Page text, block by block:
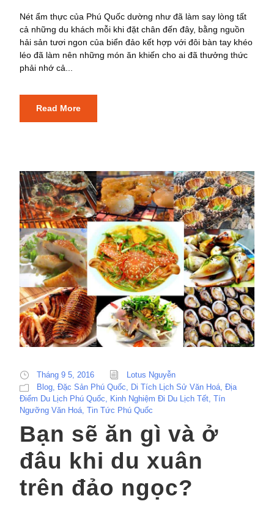
Nét ẩm thực của Phú Quốc dường như đã làm say lòng tất
cả những du khách mỗi khi đặt chân đến đây, bằng nguồn
hải sản tươi ngon của biển đảo kết hợp với đôi bàn tay khéo
léo đã làm nên những món ăn khiến cho ai đã thưởng thức
phải nhớ cả...
Read More
Tháng 9 5, 2016
Lotus Nguyễn
Blog Đặc Sản Phú Quốc Di Tích Lịch Sử Văn Hoá Địa
Điểm Du Lịch Phú Quốc
Kinh Nghiệm Đi Du Lịch Tết Tín
Ngưỡng Văn Hoá Tin Tức Phú Quốc
Bạn sẽ ăn gì và ở
đâu khi du xuân
trên đảo ngọc?